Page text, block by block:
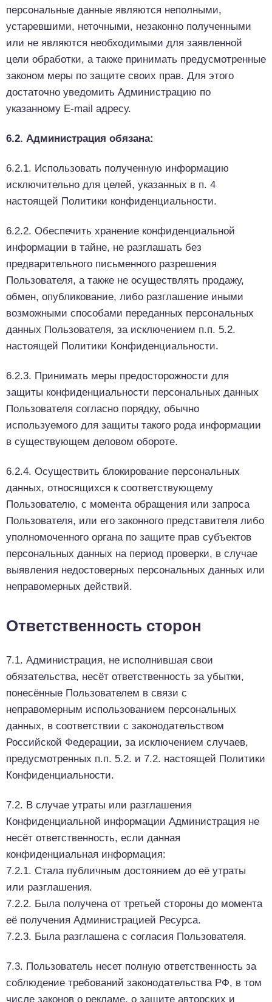
персональные данные являются неполными,
устаревшими, неточными, незаконно полученными
или не являются необходимыми для заявленной
цели обработки, а также принимать предусмотренные
законом меры по защите своих прав. Для этого
достаточно уведомить Администрацию по
указанному E-mail адресу.
6.2. Администрация обязана:
6.2.1. Использовать полученную информацию
исключительно для целей, указанных в п. 4
настоящей Политики конфиденциальности.
6.2.2. Обеспечить хранение конфиденциальной
информации в тайне, не разглашать без
предварительного письменного разрешения
Пользователя, а также не осуществлять продажу,
обмен, опубликование, либо разглашение иными
возможными способами переданных персональных
данных Пользователя, за исключением п.п. 5.2.
настоящей Политики Конфиденциальности.
6.2.3. Принимать меры предосторожности для
защиты конфиденциальности персональных данных
Пользователя согласно порядку, обычно
используемого для защиты такого рода информации
в существующем деловом обороте.
6.2.4. Осуществить блокирование персональных
данных, относящихся к соответствующему
Пользователю, с момента обращения или запроса
Пользователя, или его законного представителя либо
уполномоченного органа по защите прав субъектов
персональных данных на период проверки, в случае
выявления недостоверных персональных данных или
неправомерных действий.
Ответственность сторон
7.1. Администрация, не исполнившая свои
обязательства, несёт ответственность за убытки,
понесённые Пользователем в связи с
неправомерным использованием персональных
данных, в соответствии с законодательством
Российской Федерации, за исключением случаев,
предусмотренных п.п. 5.2. и 7.2. настоящей Политики
Конфиденциальности.
7.2. В случае утраты или разглашения
Конфиденциальной информации Администрация не
несёт ответственность, если данная
конфиденциальная информация:
7.2.1. Стала публичным достоянием до её утраты
или разглашения.
7.2.2. Была получена от третьей стороны до момента
её получения Администрацией Ресурса.
7.2.3. Была разглашена с согласия Пользователя.
7.3. Пользователь несет полную ответственность за
соблюдение требований законодательства РФ, в том
числе законов о рекламе, о защите авторских и